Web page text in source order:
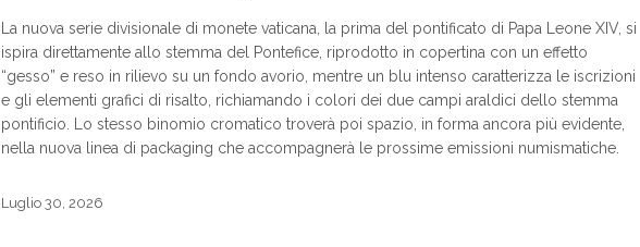
La nuova serie divisionale di monete vaticana, la prima del pontificato di Papa Leone XIV, si
ispira direttamente allo stemma del Pontefice, riprodotto in copertina con un effetto
“gesso” e reso in rilievo su un fondo avorio, mentre un blu intenso caratterizza le iscrizioni
e gli elementi grafici di risalto, richiamando i colori dei due campi araldici dello stemma
pontificio. Lo stesso binomio cromatico troverà poi spazio, in forma ancora più evidente,
nella nuova linea di packaging che accompagnerà le prossime emissioni numismatiche.
Luglio 30, 2026